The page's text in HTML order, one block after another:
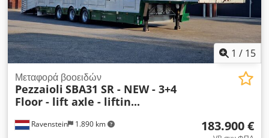
1 / 15
Ravenstein 1.890 km
Μεταφορά βοοειδών
Pezzaioli SBA31 SR - NEW - 3+4
Floor - lift axle - liftin...
183.900 €